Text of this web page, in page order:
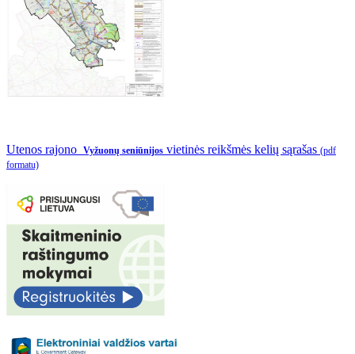
Utenos rajono Vyžuonų seniūnijos vietinės reikšmės kelių sąrašas (pdf
formatu)